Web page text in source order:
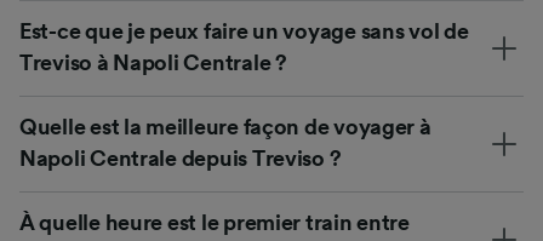
Est-ce que je peux faire un voyage sans vol de
Treviso à Napoli Centrale ?
Quelle est la meilleure façon de voyager à
Napoli Centrale depuis Treviso ?
À quelle heure est le premier train entre